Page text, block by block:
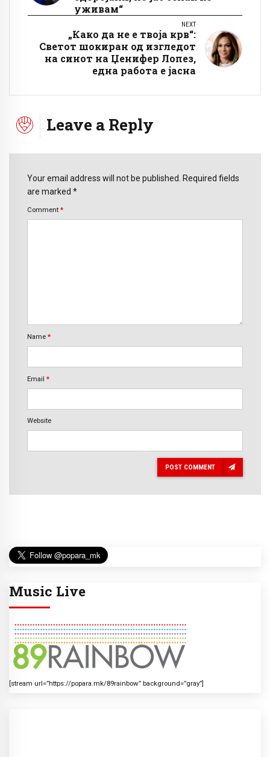
уживам“
NEXT
„Како да не е твоја крв“:
Светот шокиран од изгледот
на синот на Џенифер Лопез,
една работа е јасна
Leave a Reply
Your email address will not be published. Required fields
are marked *
Comment *
Name *
Email *
Website
POST COMMENT
Music Live
[stream url=”https://popara.mk/89rainbow” background=”gray”]